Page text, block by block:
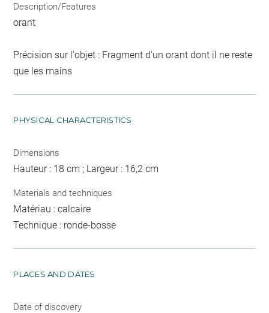
Description/Features
orant
Précision sur l'objet : Fragment d'un orant dont il ne reste
que les mains
PHYSICAL CHARACTERISTICS
Dimensions
Hauteur : 18 cm ; Largeur : 16,2 cm
Materials and techniques
Matériau : calcaire
Technique : ronde-bosse
PLACES AND DATES
Date of discovery